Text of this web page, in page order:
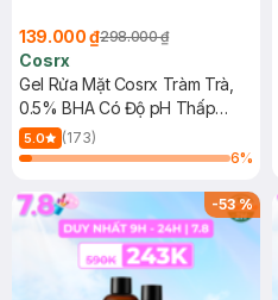
139.000 ₫298.000 ₫
Cosrx
Gel Rửa Mặt Cosrx Tràm Trà,
0.5% BHA Có Độ pH Thấp
150ml
5.0
(173)
6%
-53%